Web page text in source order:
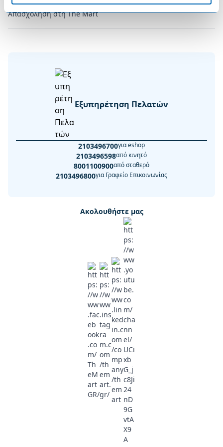
Απασχόληση στη The Mart
Εξυπηρέτηση Πελατών
2103496700για eshop
2103496598από κινητό
8001100900από σταθερό
2103496800για Γραφείο Επικοινωνίας
Ακολουθήστε μας